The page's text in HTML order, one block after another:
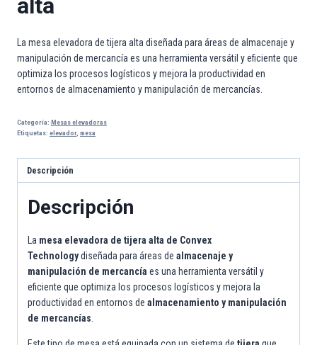
alta
La mesa elevadora de tijera alta diseñada para áreas de almacenaje y
manipulación de mercancía es una herramienta versátil y eficiente que
optimiza los procesos logísticos y mejora la productividad en
entornos de almacenamiento y manipulación de mercancías.
Categoría: Mesas elevadoras
Etiquetas: elevador, mesa
Descripción
Descripción
La mesa elevadora de tijera alta de Convex
Technologydiseñada para áreas de almacenaje y
manipulación de mercancía es una herramienta versátil y
eficiente que optimiza los procesos logísticos y mejora la
productividad en entornos de almacenamiento y manipulación
de mercancías